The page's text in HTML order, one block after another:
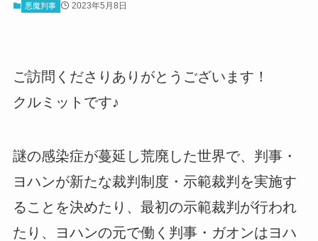
悪魔判事 2023年5月8日
ご訪問くださりありがとうございます！
クルミットです♪
謎の感染症が蔓延し荒廃した世界で、判事・
ヨハンが新たな裁判制度・示範裁判を実施す
ることを決めたり、最初の示範裁判が行われ
たり、ヨハンの元で働く判事・ガオンはヨハ